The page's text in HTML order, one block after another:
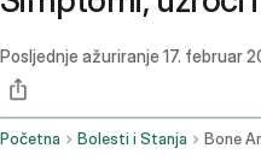
Posljednje ažuriranje 17. februar
Početna Bolesti i Stanja Bone